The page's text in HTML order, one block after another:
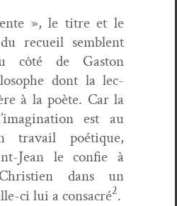
», le titre et le
recueil sem­blent
côté de Gas­ton
dont la lec­
à la poète. Car la
est au
poé­tique,
Jean le con­fie à
dans un
ci lui a con­sacré2.